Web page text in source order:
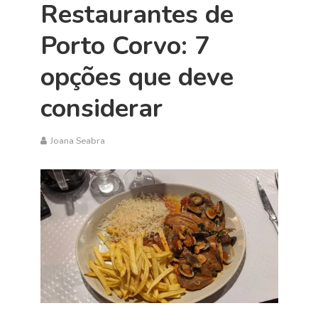
Restaurantes de
Porto Corvo: 7
opções que deve
considerar
Joana Seabra